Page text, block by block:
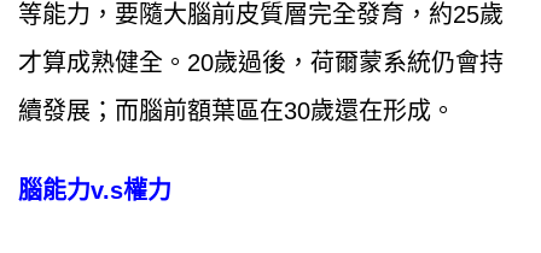
等能力，要隨大腦前皮質層完全發育，約25歲
才算成熟健全。20歲過後，荷爾蒙系統仍會持
續發展；而腦前額葉區在30歲還在形成。
腦能力v.s權力